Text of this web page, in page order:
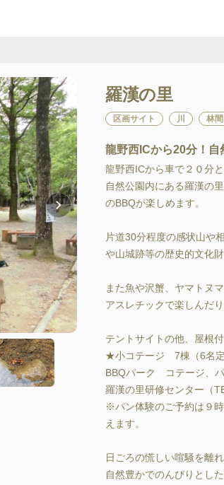
羅漢の里
区画サイト 川 林間
龍野西ICから20分！自
龍野西ICから車で２０分
自然公園内にある羅漢の
のBBQが楽しめます。
片道30分程度の感状山や
や山城跡等の歴史的文化
また魚や沢蟹、ヤマトヌ
アスレチックで楽しんだ
テントサイトの他、屋根
★小コテージ　7棟（6名
BBQパーク　コテージ、
羅漢の里研修センター（
※パン体験のご予約は９
えます。
日ごろの慌しい喧騒を離
自然豊かでのんびりとし